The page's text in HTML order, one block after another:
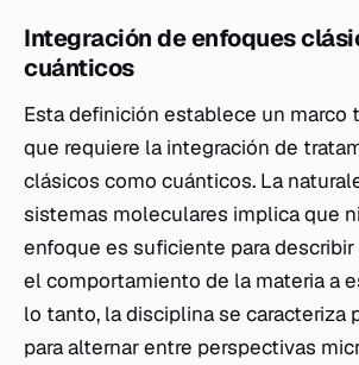
Integración de enfoques
cuánticos
Esta definición establece un marco
que requiere la integración de
clásicos como cuánticos. La
sistemas moleculares implica que
enfoque es suficiente para
el comportamiento de la materia a
lo tanto, la disciplina se caracteriza
para alternar entre perspectivas